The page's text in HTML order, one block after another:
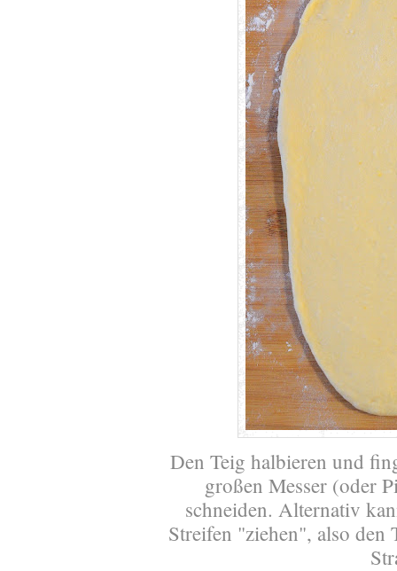
Den Teig halbieren und
großen Messer (oder
schneiden. Alternativ
Streifen "ziehen", also den